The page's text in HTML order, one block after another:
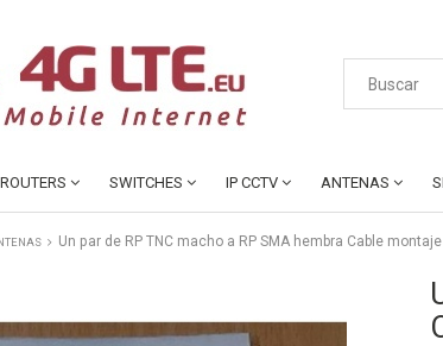
ROUTERS SWITCHES IP CCTV ANTENAS
Un par de RP TNC macho a RP SMA hembra Cable